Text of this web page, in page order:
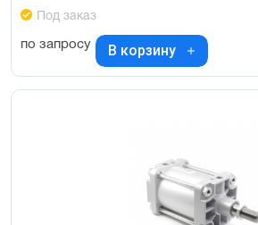
Под заказ
по запросу В корзину